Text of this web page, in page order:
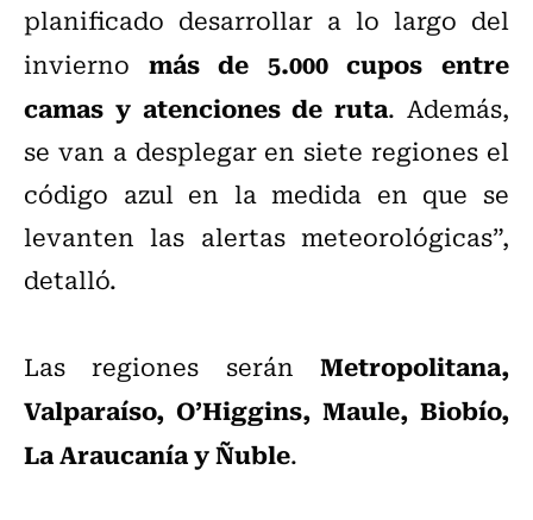
planificado desarrollar a lo largo del
invierno más de 5.000 cupos entre
camas y atenciones de ruta. Además,
se van a desplegar en siete regiones el
código azul en la medida en que se
levanten las alertas meteorológicas”,
detalló.
Las regiones serán Metropolitana,
Valparaíso, O’Higgins, Maule, Biobío,
La Araucanía y Ñuble.